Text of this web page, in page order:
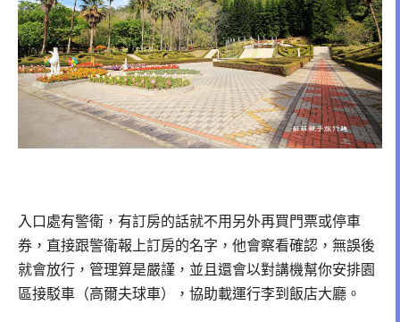
入口處有警衛，有訂房的話就不用另外再買門票或停車
券，直接跟警衛報上訂房的名字，他會察看確認，無誤後
就會放行，管理算是嚴謹，並且還會以對講機幫你安排園
區接駁車（高爾夫球車），協助載運行李到飯店大廳。